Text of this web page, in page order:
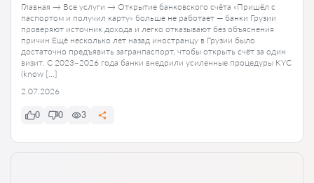
Главная → Все услуги → Открытие банковского счёта «Пришёл с
паспортом и получил карту» больше не работает — банки Грузии
проверяют источник дохода и легко отказывают без объяснения
причин Ещё несколько лет назад иностранцу в Грузии было
достаточно предъявить загранпаспорт, чтобы открыть счёт за один
визит. С 2023–2026 года банки внедрили усиленные процедуры KYC
(know […]
2.07.2026
0 0 3